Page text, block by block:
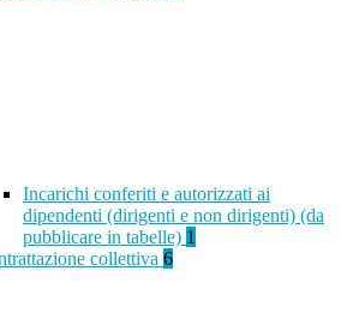
Incarichi conferiti e autorizzati ai
dipendenti (dirigenti e non dirigenti) (da
pubblicare in tabelle) 1
collettiva 6